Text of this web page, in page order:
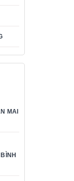
MAI